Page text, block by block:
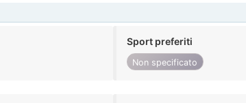
Sport preferiti
Non specificato